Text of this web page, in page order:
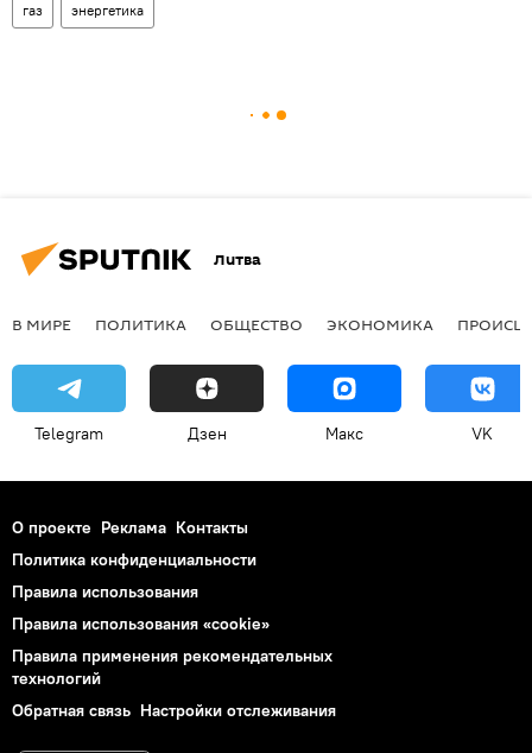
газ энергетика
Литва
В МИРЕ ПОЛИТИКА ОБЩЕСТВО ЭКОНОМИКА
Telegram Дзен Макс VK
О проекте Реклама Контакты
Политика конфиденциальности
Правила использования
Правила использования «cookie»
Правила применения рекомендательных
технологий
Обратная связь Настройки отслеживания